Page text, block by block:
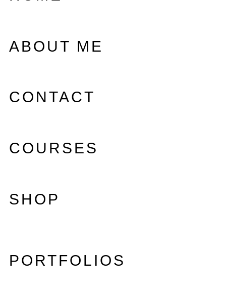
ABOUT ME
CONTACT
COURSES
SHOP
PORTFOLIOS